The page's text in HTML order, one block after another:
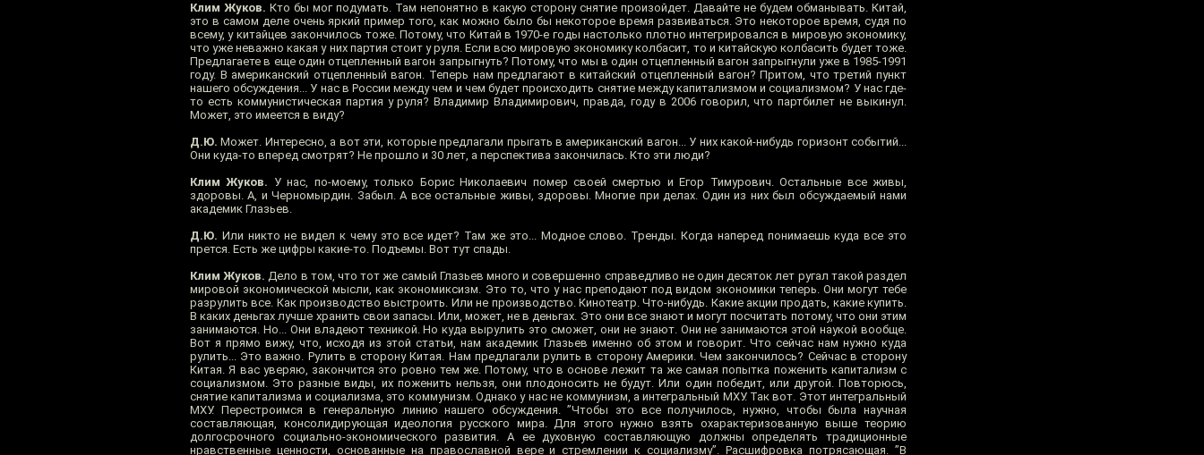
Клим Жуков. Кто бы мог подумать. Там непонятно в какую сторону снятие произойдет. Давайте не будем обманывать. Китай,
это в самом деле очень яркий пример того, как можно было бы некоторое время развиваться. Это некоторое время, судя по
всему, у китайцев закончилось тоже. Потому, что Китай в 1970-е годы настолько плотно интегрировался в мировую экономику,
что уже неважно какая у них партия стоит у руля. Если всю мировую экономику колбасит, то и китайскую колбасить будет тоже.
Предлагаете в еще один отцепленный вагон запрыгнуть? Потому, что мы в один отцепленный вагон запрыгнули уже в 1985-1991
году. В американский отцепленный вагон. Теперь нам предлагают в китайский отцепленный вагон? Притом, что третий пункт
нашего обсуждения... У нас в России между чем и чем будет происходить снятие между капитализмом и социализмом? У нас где-
то есть коммунистическая партия у руля? Владимир Владимирович, правда, году в 2006 говорил, что партбилет не выкинул.
Может, это имеется в виду?
Д.Ю. Может. Интересно, а вот эти, которые предлагали прыгать в американский вагон... У них какой-нибудь горизонт событий...
Они куда-то вперед смотрят? Не прошло и 30 лет, а перспектива закончилась. Кто эти люди?
Клим Жуков. У нас, по-моему, только Борис Николаевич помер своей смертью и Егор Тимурович. Остальные все живы,
здоровы. А, и Черномырдин. Забыл. А все остальные живы, здоровы. Многие при делах. Один из них был обсуждаемый нами
академик Глазьев.
Д.Ю. Или никто не видел к чему это все идет? Там же это... Модное слово. Тренды. Когда наперед понимаешь куда все это
прется. Есть же цифры какие-то. Подъемы. Вот тут спады.
Клим Жуков. Дело в том, что тот же самый Глазьев много и совершенно справедливо не один десяток лет ругал такой раздел
мировой экономической мысли, как экономиксизм. Это то, что у нас преподают под видом экономики теперь. Они могут тебе
разрулить все. Как производство выстроить. Или не производство. Кинотеатр. Что-нибудь. Какие акции продать, какие купить.
В каких деньгах лучше хранить свои запасы. Или, может, не в деньгах. Это они все знают и могут посчитать потому, что они этим
занимаются. Но... Они владеют техникой. Но куда вырулить это сможет, они не знают. Они не занимаются этой наукой вообще.
Вот я прямо вижу, что, исходя из этой статьи, нам академик Глазьев именно об этом и говорит. Что сейчас нам нужно куда
рулить... Это важно. Рулить в сторону Китая. Нам предлагали рулить в сторону Америки. Чем закончилось? Сейчас в сторону
Китая. Я вас уверяю, закончится это ровно тем же. Потому, что в основе лежит та же самая попытка поженить капитализм с
социализмом. Это разные виды, их поженить нельзя, они плодоносить не будут. Или один победит, или другой. Повторюсь,
снятие капитализма и социализма, это коммунизм. Однако у нас не коммунизм, а интегральный МХУ. Так вот. Этот интегральный
МХУ. Перестроимся в генеральную линию нашего обсуждения. ”Чтобы это все получилось, нужно, чтобы была научная
составляющая, консолидирующая идеология русского мира. Для этого нужно взять охарактеризованную выше теорию
долгосрочного социально-экономического развития. А ее духовную составляющую должны определять традиционные
нравственные ценности, основанные на православной вере и стремлении к социализму”. Расшифровка потрясающая. ”В